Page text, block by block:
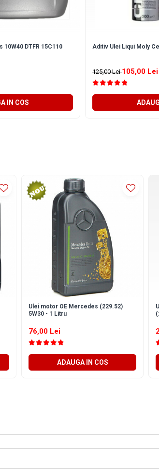
DTFR 15C110
IN COS
Aditiv Ulei Liqui Moly
125,00 Lei105,00 Lei
Ulei motor OE Mercedes (229.52)
5W30 - 1 Litru
76,00 Lei
ADAUGA IN COS